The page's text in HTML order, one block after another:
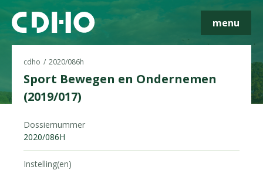
menu
cdho 2020/086h
Sport Bewegen en Ondernemen
(2019/017)
Dossiernummer
2020/086H
Instelling(en)